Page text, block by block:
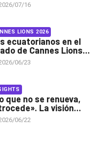
07/16
LIONS 2026
ecuatorianos en el
de Cannes Lions...
06/23
que no se renueva,
La visión...
06/22